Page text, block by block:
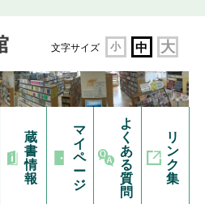
文字サイズ 小 中 大
蔵
書
情
報
マ
イ
ペ
ー
ジ
よ
く
あ
る
質
問
リ
ン
ク
集